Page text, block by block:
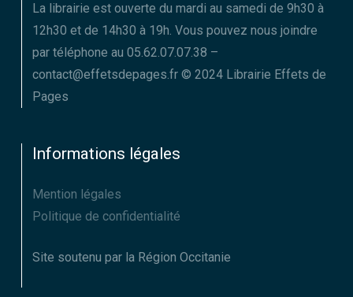
La librairie est ouverte du mardi au samedi de 9h30 à
12h30 et de 14h30 à 19h. Vous pouvez nous joindre
par téléphone au 05.62.07.07.38 –
contact@effetsdepages.fr © 2024 Librairie Effets de
Pages
Informations légales
Mention légales
Politique de confidentialité
Site soutenu par la Région Occitanie